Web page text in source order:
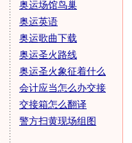
奥运场馆鸟巢
奥运英语
奥运歌曲下载
奥运圣火路线
奥运圣火象征着什么
会计应当怎么办交接
交接箱怎么翻译
警方扫黄现场组图